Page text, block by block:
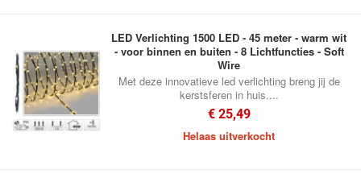
LED Verlichting 1500 LED - 45 meter - warm wit
- voor binnen en buiten - 8 Lichtfuncties - Soft
Wire
Met deze innovatieve led verlichting breng jij de
kerstsferen in huis....
€ 25,49
Helaas uitverkocht